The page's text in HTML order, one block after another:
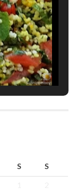
S
S